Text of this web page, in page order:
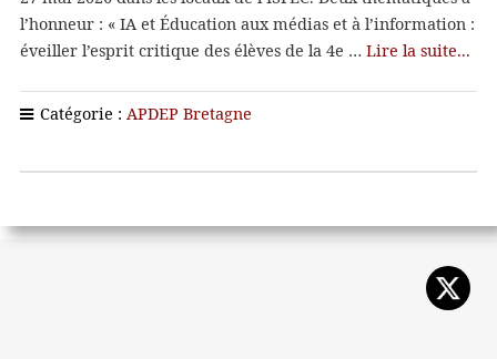
l’honneur : « IA et Éducation aux médias et à l’information :
éveiller l’esprit critique des élèves de la 4e … Lire la suite...
Catégorie : APDEP Bretagne